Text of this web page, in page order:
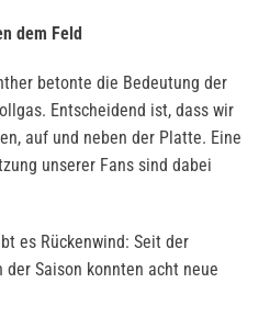
dem Feld
betonte die Bedeutung der
Entscheidend ist, dass wir
auf und neben der Platte. Eine
unserer Fans sind dabei
es Rückenwind: Seit der
Saison konnten acht neue